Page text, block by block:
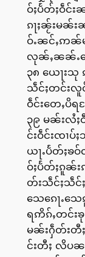
ဝ်ႈပႅတ်ႈဝဵင်
ၵႃႈၼႂ်းမၼ်
ဝ်ႉၼင်ႇဢၼ်
လုၼ်ႇၼၼ်ႉဢ
၃၈ ယေႃးသု
သဵင်ႈတင်းလူ
ဝဵင်းတေႇပိရ
၃၉ မၼ်းလႆ
င်းဝဵင်းၸၢပ်
ယႃႉပႅတ်ႈၶဝ်
ဝ်ႈပႅတ်ႈၵူၼ်
တ်းသဵင်ႈသဵင်ႈ
သေၵေႃႉသေ
ရဢိၵ်ႇတင်
မၼ်းႁဵတ်းတီ
င်းတီႈ လိပ